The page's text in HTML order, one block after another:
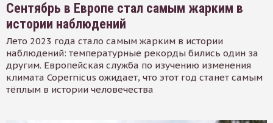
Сентябрь в Европе стал самым жарким в
истории наблюдений
Лето 2023 года стало самым жарким в истории
наблюдений: температурные рекорды бились один за
другим. Европейская служба по изучению изменения
климата Copernicus ожидает, что этот год станет самым
тёплым в истории человечества